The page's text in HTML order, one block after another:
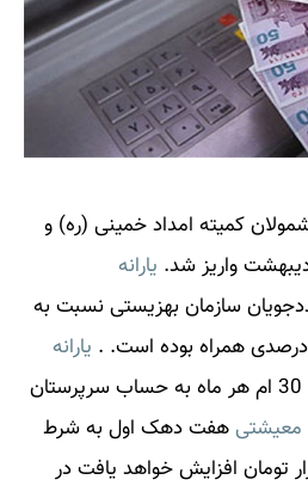
کمیته امداد خمینی (ره) و
واریز شد. یارانه
سازمان بهزیستی نسبت به
یارانه
از بهمن ماه 25 و 30 ام هر ماه به حساب سرپرستان
معیشتیهفت دهک اول به شرط
از کالابرگ 220 هزار تومان افزایش خواهد یافت در